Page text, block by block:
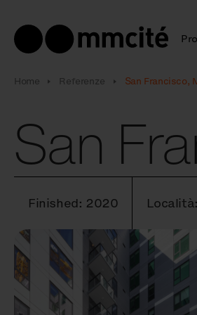
Home Referenze San Francisco,
San
Finished: 2020